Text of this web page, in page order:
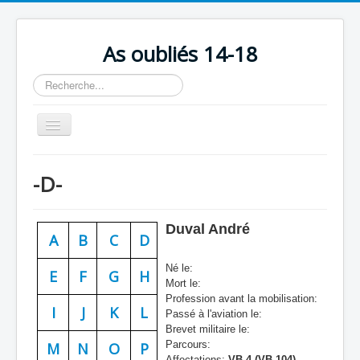
As oubliés 14-18
Rechercher
Basculer
la
Chronologie
Escadrilles
Organisation
Avions
Formation
Doctrines
-D-
A B C
D
E
F G
H
I
J K
L
M
N O
P
Duval André
Né le:
Mort le:
Profession avant la mobilisation:
Passé à l'aviation le:
Brevet militaire le:
Parcours: